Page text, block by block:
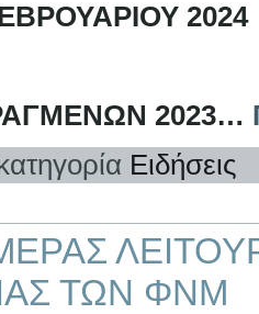
2024
2023…
Ειδήσεις
ΤΩΝ ΦΝΜ